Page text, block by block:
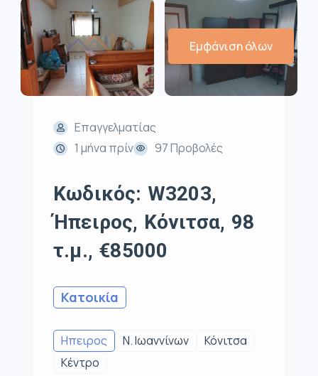
Εμφάνιση όλων
Επαγγελματίας
1 μήνα πρίν
97 Προβολές
Κωδικός: W3203,
Ήπειρος, Κόνιτσα, 98
τ.μ., €85000
Κατοικία
Ηπειρος Ν. Ιωαννίνων
Κόνιτσα
Κέντρο